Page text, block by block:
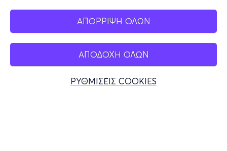
ΑΠΟΡΡΙΨΗ ΟΛΩΝ
ΑΠΟΔΟΧΗ ΟΛΩΝ
ΡΥΘΜΙΣΕΙΣ COOKIES
Mobile app